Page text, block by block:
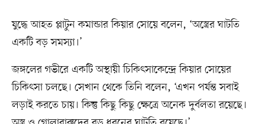
যুদ্ধে আহত প্লাটুন কমান্ডার কিয়ার সোয়ে বলেন, ‘অস্ত্রের ঘাটতি
একটি বড় সমস্যা।’
জঙ্গলের গভীরে একটি অস্থায়ী চিকিৎসাকেন্দ্রে কিয়ার সোয়ের
চিকিৎসা চলছে। সেখান থেকে তিনি বলেন, ‘এখন পর্যন্ত সবাই
লড়াই করতে চায়। কিন্তু কিছু কিছু ক্ষেত্রে অনেক দুর্বলতা রয়েছে।